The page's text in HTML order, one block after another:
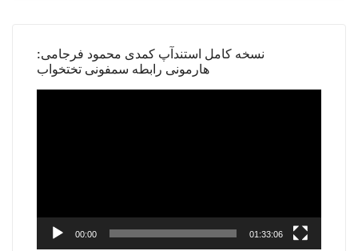
نسخه کامل استندآپ کمدی محمود فرجامی:
هارمونی رابطه سمفونی تختخواب
00:00 01:33:06